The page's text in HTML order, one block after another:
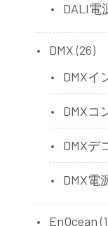
DALI電
DMX (26)
DMXイ
DMXコ
DMXデ
DMX電
EnOcean